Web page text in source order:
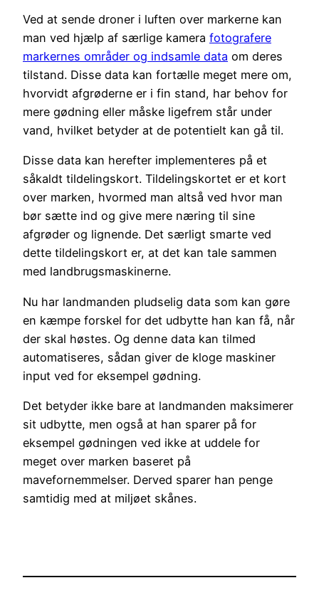
Ved at sende droner i luften over markerne kan
man ved hjælp af særlige kamera fotografere
markernes områder og indsamle data om deres
tilstand. Disse data kan fortælle meget mere om,
hvorvidt afgrøderne er i fin stand, har behov for
mere gødning eller måske ligefrem står under
vand, hvilket betyder at de potentielt kan gå til.
Disse data kan herefter implementeres på et
såkaldt tildelingskort. Tildelingskortet er et kort
over marken, hvormed man altså ved hvor man
bør sætte ind og give mere næring til sine
afgrøder og lignende. Det særligt smarte ved
dette tildelingskort er, at det kan tale sammen
med landbrugsmaskinerne.
Nu har landmanden pludselig data som kan gøre
en kæmpe forskel for det udbytte han kan få, når
der skal høstes. Og denne data kan tilmed
automatiseres, sådan giver de kloge maskiner
input ved for eksempel gødning.
Det betyder ikke bare at landmanden maksimerer
sit udbytte, men også at han sparer på for
eksempel gødningen ved ikke at uddele for
meget over marken baseret på
mavefornemmelser. Derved sparer han penge
samtidig med at miljøet skånes.